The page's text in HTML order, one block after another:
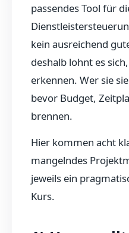
passendes Tool für
kein ausreichend
deshalb lohnt es
erkennen. Wer sie
bevor Budget,
brennen.
Hier kommen acht
mangelndes
jeweils ein
Kurs.